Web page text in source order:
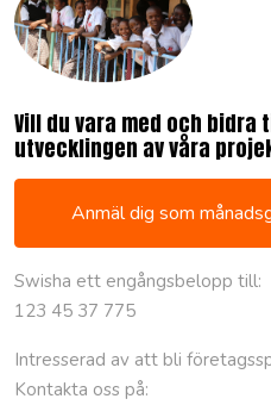
Vill du vara med och bidra
utvecklingen av våra
Anmäl dig som
Swisha ett engångsbelopp till:
123 45 37 775
Intresserad av att bli
Kontakta oss på: